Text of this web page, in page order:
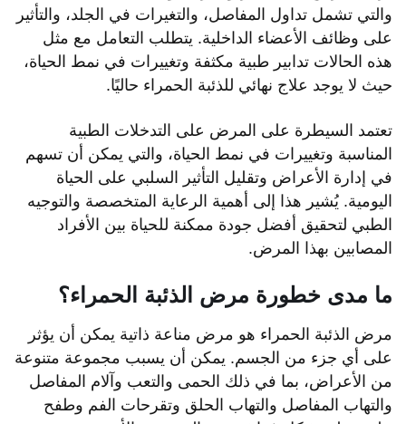
والتي تشمل تداول المفاصل، والتغيرات في الجلد، والتأثير
على وظائف الأعضاء الداخلية. يتطلب التعامل مع مثل
هذه الحالات تدابير طبية مكثفة وتغييرات في نمط الحياة،
حيث لا يوجد علاج نهائي للذئبة الحمراء حاليًا.
تعتمد السيطرة على المرض على التدخلات الطبية
المناسبة وتغييرات في نمط الحياة، والتي يمكن أن تسهم
في إدارة الأعراض وتقليل التأثير السلبي على الحياة
اليومية. يُشير هذا إلى أهمية الرعاية المتخصصة والتوجيه
الطبي لتحقيق أفضل جودة ممكنة للحياة بين الأفراد
المصابين بهذا المرض.
ما مدى خطورة مرض الذئبة الحمراء؟
مرض الذئبة الحمراء هو مرض مناعة ذاتية يمكن أن يؤثر
على أي جزء من الجسم. يمكن أن يسبب مجموعة متنوعة
من الأعراض، بما في ذلك الحمى والتعب وآلام المفاصل
والتهاب المفاصل والتهاب الحلق وتقرحات الفم وطفح